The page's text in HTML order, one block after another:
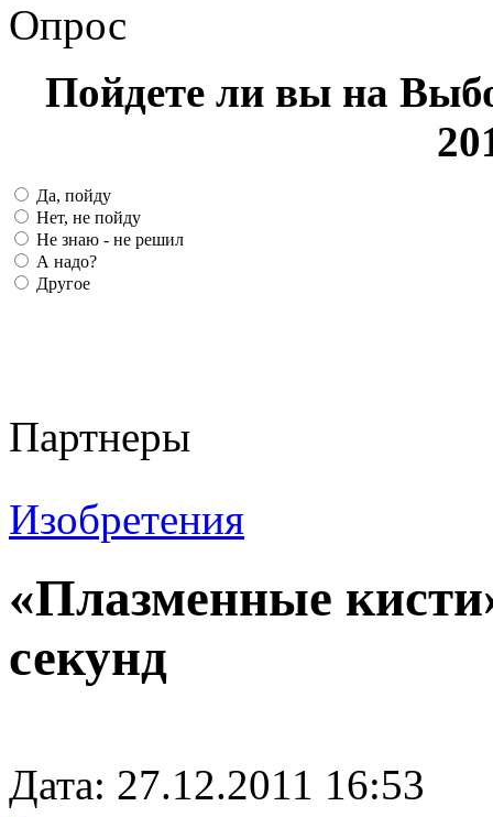
Опрос
Пойдете ли вы на
Да, пойду
Нет, не пойду
Не знаю - не решил
А надо?
Другое
Партнеры
Изобретения
«Плазменные
секунд
Дата: 27.12.2011 16:53